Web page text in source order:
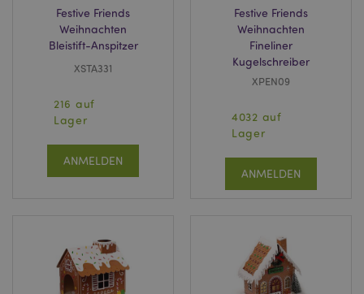
Festive Friends
Weihnachten
Bleistift-Anspitzer
XSTA331
216 auf
Lager
ANMELDEN
Festive Friends
Weihnachten
Fineliner
Kugelschreiber
XPEN09
4032 auf
Lager
ANMELDEN